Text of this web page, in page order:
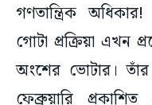
গণতান্ত্রিক
গোটা প্রক্রিয়া এখন
অংশের ভোটার।
ফেব্রুয়ারি